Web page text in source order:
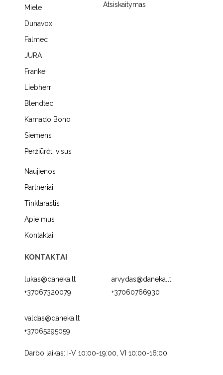
Miele
Dunavox
Falmec
JURA
Franke
Liebherr
Blendtec
Kamado Bono
Siemens
Peržiūrėti visus
Naujienos
Partneriai
Tinklaraštis
Apie mus
Kontaktai
KONTAKTAI
lukas@daneka.lt
+37067320079
arvydas@daneka.lt
+37060766930
valdas@daneka.lt
+37065295059
Darbo laikas: I-V 10:00-19:00, VI 10:00-16:00
Atsiskaitymas